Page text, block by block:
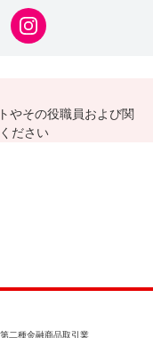
やその役職員および関
ださい
二種金融商品取引業